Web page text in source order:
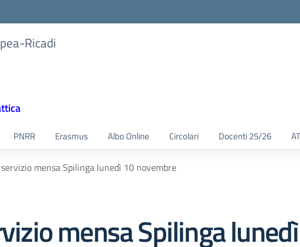
Ricadi
PNRR Erasmus Albo Online Circolari Docenti 25/26
mensa Spilinga lunedì 10 novembre
mensa Spilinga